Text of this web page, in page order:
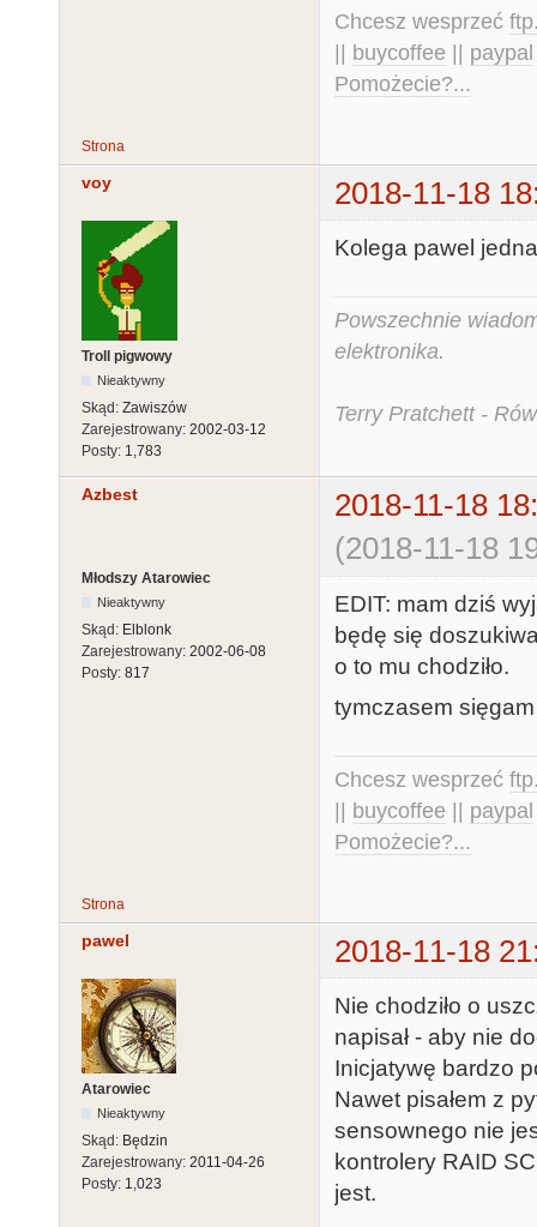
Chcesz wesprzeć
|| buycoffee || paypal
Pomożecie?...
Strona
voy 2018-11-18
Troll pigwowy
Nieaktywny
Skąd: Zawiszów
Zarejestrowany: 2002-03-12
Posty: 1,783
Kolega pawel
Powszechnie
elektronika.
Terry Pratchett -
Azbest
2018-11-18
(2018-11-18
Młodszy Atarowiec
Nieaktywny
Skąd: Elblonk
Zarejestrowany: 2002-06-08
Posty: 817
EDIT: mam dziś
będę się
o to mu chodziło.
tymczasem
Chcesz wesprzeć
|| buycoffee || paypal
Pomożecie?...
Strona
pawel 2018-11-18
Atarowiec
Nieaktywny
Skąd: Będzin
Zarejestrowany: 2011-04-26
Posty: 1,023
Nie chodziło o
napisał - aby nie
Inicjatywę bardzo
Nawet pisałem z
sensownego nie
kontrolery RAID
jest.